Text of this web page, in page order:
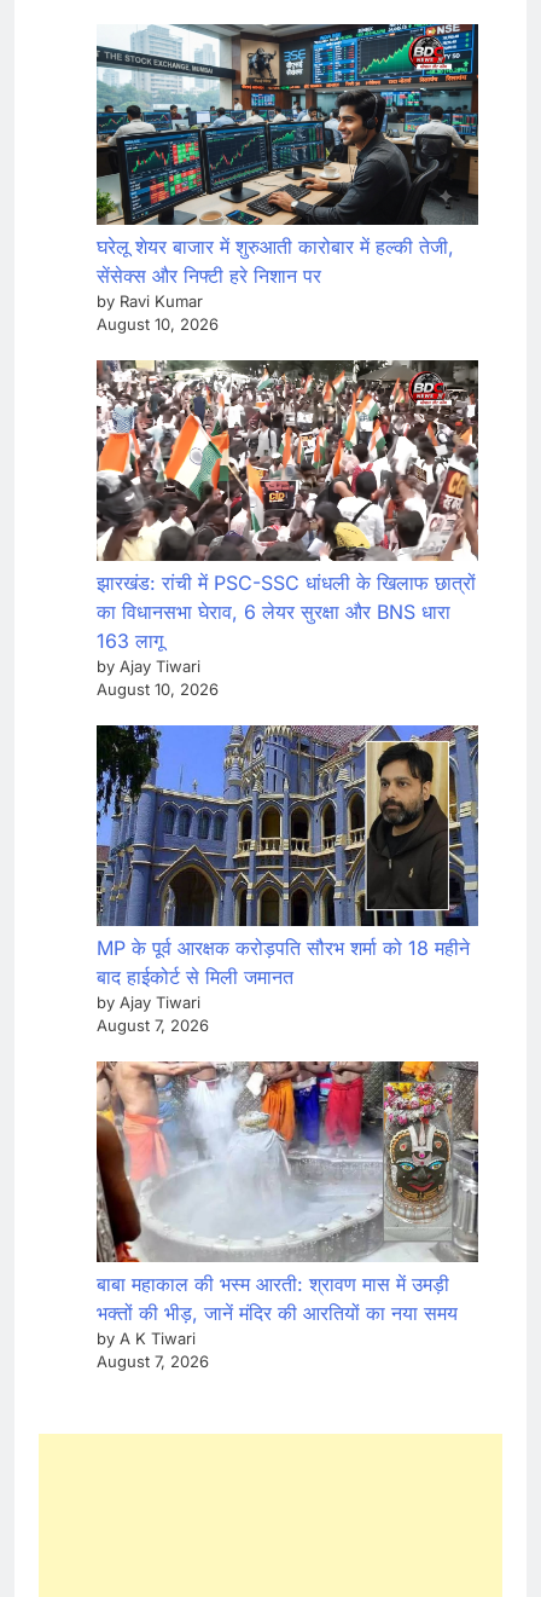
घरेलू शेयर बाजार में शुरुआती कारोबार में हल्की तेजी,
सेंसेक्स और निफ्टी हरे निशान पर
by Ravi Kumar
August 10, 2026
झारखंड: रांची में PSC-SSC धांधली के खिलाफ छात्रों
का विधानसभा घेराव, 6 लेयर सुरक्षा और BNS धारा
163 लागू
by Ajay Tiwari
August 10, 2026
MP के पूर्व आरक्षक करोड़पति सौरभ शर्मा को 18 महीने
बाद हाईकोर्ट से मिली जमानत
by Ajay Tiwari
August 7, 2026
बाबा महाकाल की भस्म आरती: श्रावण मास में उमड़ी
भक्तों की भीड़, जानें मंदिर की आरतियों का नया समय
by A K Tiwari
August 7, 2026